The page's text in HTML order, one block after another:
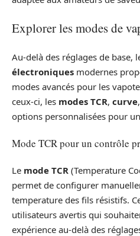
Explorer les modes de
Au-delà des réglages de base,
électroniques modernes
modes avancés pour les
ceux-ci, les modes TCR, curve
options personnalisées pour
Mode TCR pour un contrôle
Le mode TCR (Temperature
permet de configurer
temperature des fils résistifs.
utilisateurs avertis qui
expérience au-delà des